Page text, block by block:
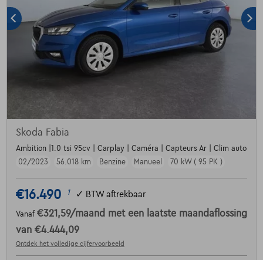
Skoda Fabia
Ambition |1.0 tsi 95cv | Carplay | Caméra | Capteurs Ar | Clim auto
02/2023
56.018 km Benzine Manueel 70 kW ( 95 PK )
€16.490 1 ✓ BTW aftrekbaar
Vanaf €321,59/maand met een laatste maandaflossing
van €4.444,09
Ontdek het volledige cijfervoorbeeld